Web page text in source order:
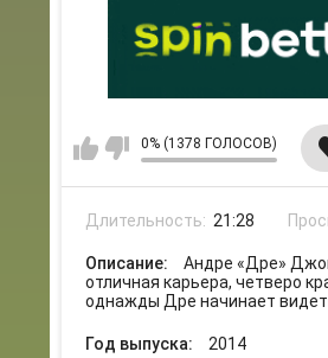
0% (1378 ГОЛОСОВ)
Длительность: 21:28
Описание:
Андре «Дре»
отличная карьера, четверо
однажды Дре начинает
Год выпуска: 2014